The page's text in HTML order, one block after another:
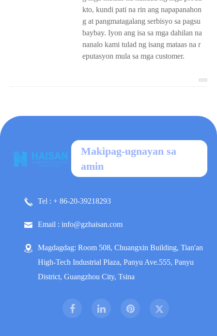
kto, kundi pati na rin ang napapanahon
g at pangmatagalang serbisyo sa pagsu
baybay. Iyon ang isa sa mga dahilan na
nanalo kami tulad ng isang mataas na r
eputasyon mula sa mga customer.
Makipag-ugnayan sa
amin
Tel : + 86-20-39218293
Email : info@gzhaisan.com
Magdagdag: Room 508, Chuangxin Building, Tian'an
High-Tech Industrial Plaza, Panyu Ave.555, Panyu
District, Guangzhou City, Tsina